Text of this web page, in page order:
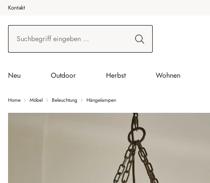
Hauptinhalt springen
Zur Suche springen
Zur Hauptnavigation springen
Kontakt
Neu Outdoor Herbst Wohnen
Home Möbel Beleuchtung Hängelampen